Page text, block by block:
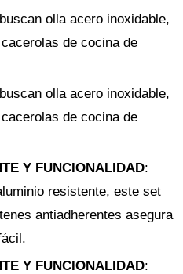
olla acero inoxidable,
de cocina de
olla acero inoxidable,
de cocina de
Y FUNCIONALIDAD:
resistente, este set
antiadherentes asegura
Y FUNCIONALIDAD: